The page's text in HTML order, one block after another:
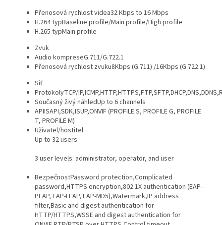
Přenosová rychlost videa32 Kbps to 16 Mbps
H.264 typBaseline profile/Main profile/High profile
H.265 typMain profile
Zvuk
Audio kompreseG.711/G.722.1
Přenosová rychlost zvuku8Kbps (G.711) /16Kbps (G.722.1)
Síť
ProtokolyTCP/
Současný živý náhledUp to 6 channels
APIISAPI,SDK,ISUP,ONVIF (PROFILE S, PROFILE G, PROFILE
T, PROFILE M)
Uživatel/hostitel
Up to 32 users
3 user levels: administrator, operator, and user
BezpečnostPassword protection,Complicated
password,HTTPS encryption,802.1X authentication (EAP-
PEAP, EAP-LEAP, EAP-MD5),Watermark,IP address
filter,Basic and digest authentication for
HTTP/HTTPS,WSSE and digest authentication for